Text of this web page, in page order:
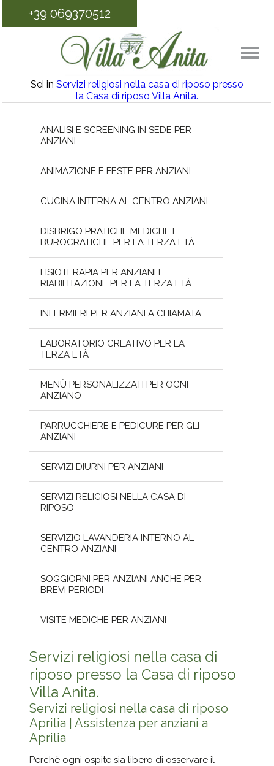
+39 069370512
Sei in Servizi religiosi nella casa di riposo presso
la Casa di riposo Villa Anita.
ANALISI E SCREENING IN SEDE PER
ANZIANI
ANIMAZIONE E FESTE PER ANZIANI
CUCINA INTERNA AL CENTRO ANZIANI
DISBRIGO PRATICHE MEDICHE E
BUROCRATICHE PER LA TERZA ETÀ
FISIOTERAPIA PER ANZIANI E
RIABILITAZIONE PER LA TERZA ETÀ
INFERMIERI PER ANZIANI A CHIAMATA
LABORATORIO CREATIVO PER LA
TERZA ETÀ
MENÙ PERSONALIZZATI PER OGNI
ANZIANO
PARRUCCHIERE E PEDICURE PER GLI
ANZIANI
SERVIZI DIURNI PER ANZIANI
SERVIZI RELIGIOSI NELLA CASA DI
RIPOSO
SERVIZIO LAVANDERIA INTERNO AL
CENTRO ANZIANI
SOGGIORNI PER ANZIANI ANCHE PER
BREVI PERIODI
VISITE MEDICHE PER ANZIANI
Servizi religiosi nella casa di
riposo presso la Casa di riposo
Villa Anita.
Servizi religiosi nella casa di riposo
Aprilia | Assistenza per anziani a
Aprilia
Perchè ogni ospite sia libero di osservare il